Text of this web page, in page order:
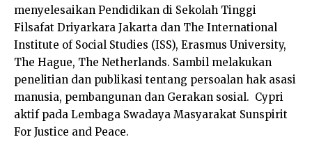
menyelesaikan Pendidikan di Sekolah Tinggi
Filsafat Driyarkara Jakarta dan The International
Institute of Social Studies (ISS), Erasmus University,
The Hague, The Netherlands. Sambil melakukan
penelitian dan publikasi tentang persoalan hak asasi
manusia, pembangunan dan Gerakan sosial. Cypri
aktif pada Lembaga Swadaya Masyarakat Sunspirit
For Justice and Peace.